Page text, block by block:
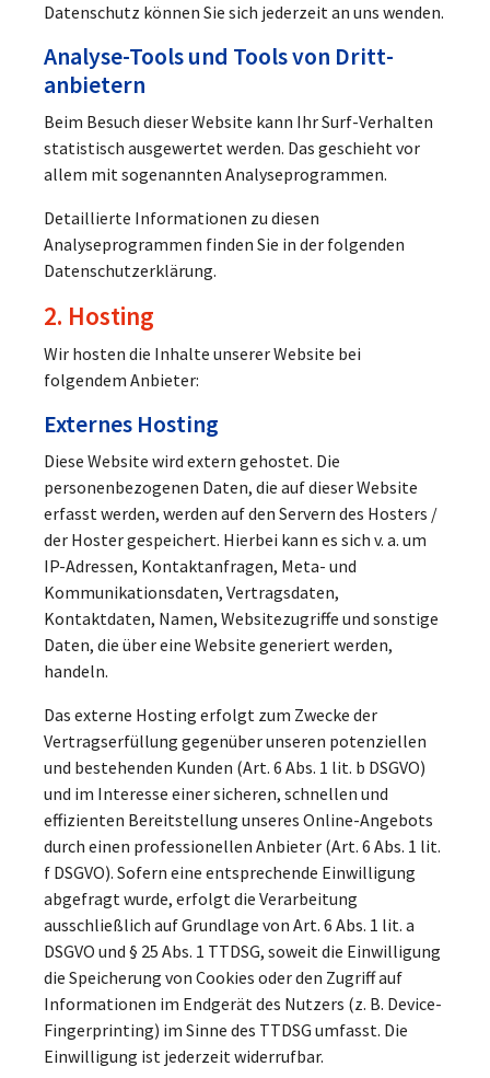
Datenschutz können Sie sich jederzeit an uns wenden.
Analyse-Tools und Tools von Dritt­
anbietern
Beim Besuch dieser Website kann Ihr Surf-Verhalten
statistisch ausgewertet werden. Das geschieht vor
allem mit sogenannten Analyseprogrammen.
Detaillierte Informationen zu diesen
Analyseprogrammen finden Sie in der folgenden
Datenschutzerklärung.
2. Hosting
Wir hosten die Inhalte unserer Website bei
folgendem Anbieter:
Externes Hosting
Diese Website wird extern gehostet. Die
personenbezogenen Daten, die auf dieser Website
erfasst werden, werden auf den Servern des Hosters /
der Hoster gespeichert. Hierbei kann es sich v. a. um
IP-Adressen, Kontaktanfragen, Meta- und
Kommunikationsdaten, Vertragsdaten,
Kontaktdaten, Namen, Websitezugriffe und sonstige
Daten, die über eine Website generiert werden,
handeln.
Das externe Hosting erfolgt zum Zwecke der
Vertragserfüllung gegenüber unseren potenziellen
und bestehenden Kunden (Art. 6 Abs. 1 lit. b DSGVO)
und im Interesse einer sicheren, schnellen und
effizienten Bereitstellung unseres Online-Angebots
durch einen professionellen Anbieter (Art. 6 Abs. 1 lit.
f DSGVO). Sofern eine entsprechende Einwilligung
abgefragt wurde, erfolgt die Verarbeitung
ausschließlich auf Grundlage von Art. 6 Abs. 1 lit. a
DSGVO und § 25 Abs. 1 TTDSG, soweit die Einwilligung
die Speicherung von Cookies oder den Zugriff auf
Informationen im Endgerät des Nutzers (z. B. Device-
Fingerprinting) im Sinne des TTDSG umfasst. Die
Einwilligung ist jederzeit widerrufbar.